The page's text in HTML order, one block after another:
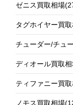
ゼニス買取相場
タグホイヤー買
チューダー/チュ
ディオール買取
ティファニー買
ノモス買取相場